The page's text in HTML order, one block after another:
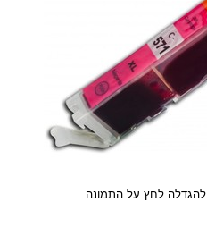
להגדלה לחץ על התמונה